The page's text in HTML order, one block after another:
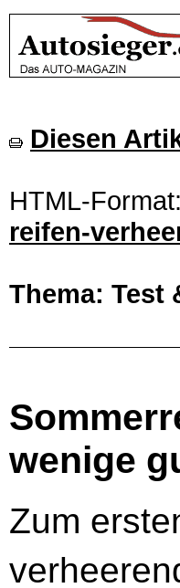
Diesen
HTML-Format:
reifen-
Thema: Test
wenige
Zum